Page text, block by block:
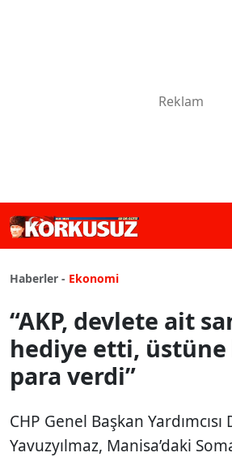
Haberler - Ekonomi
“AKP, devlete ait
hediye etti, üstüne
para verdi”
CHP Genel Başkan Yardımcısı
Yavuzyılmaz, Manisa’daki